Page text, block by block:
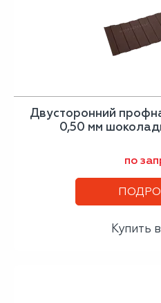
Двусторонний
0,50 мм
по
Купить